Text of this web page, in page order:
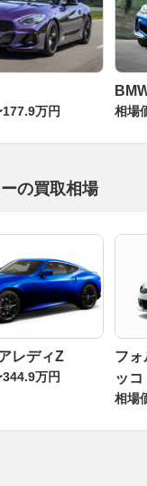
万円 相場
の買取相場
レディZ
万円
フォ
ッコ
相場